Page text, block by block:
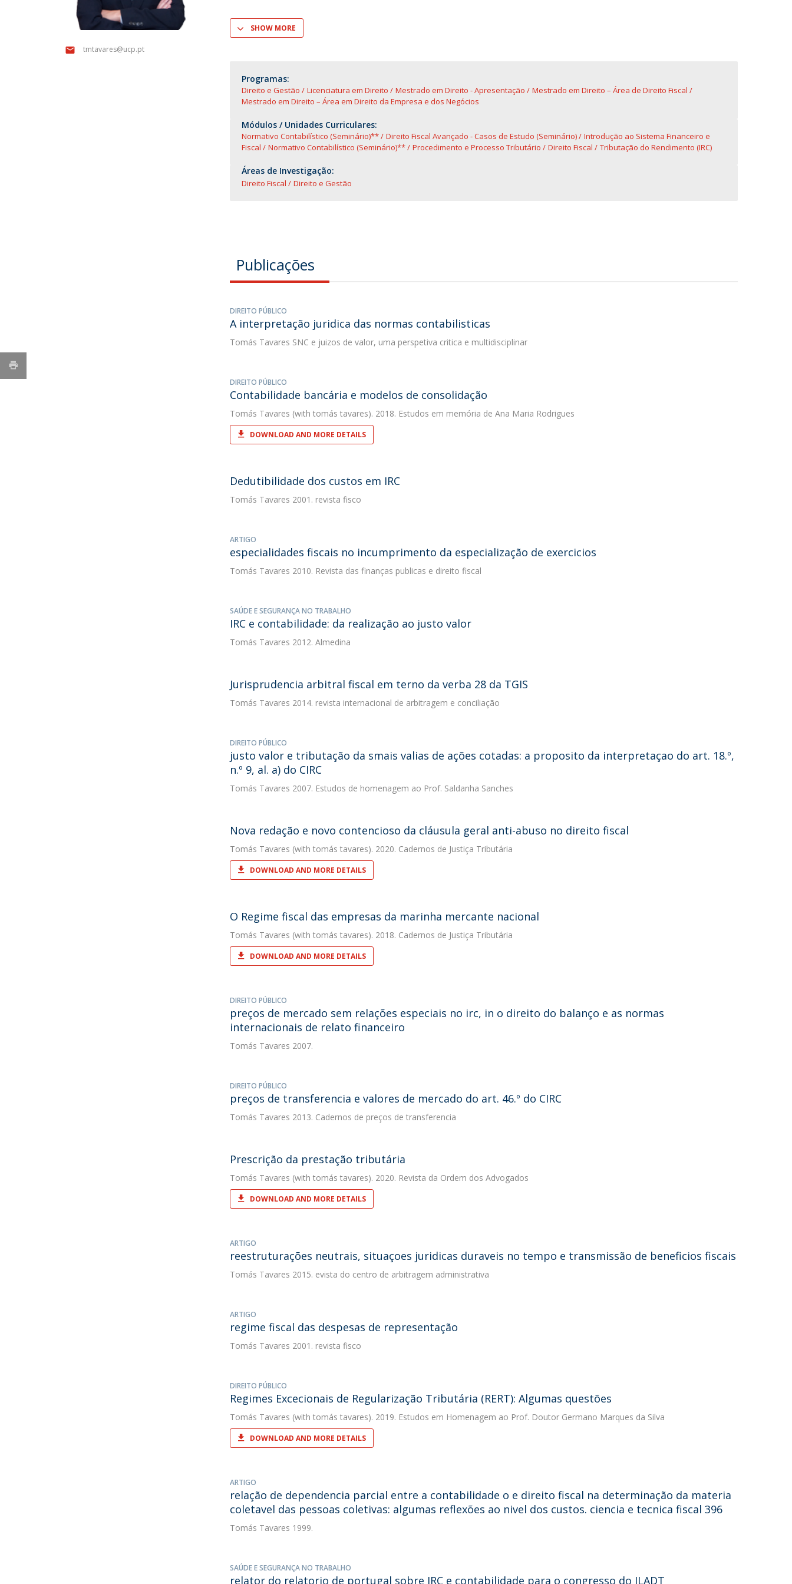
tmtavares@ucp.pt
SHOW MORE
Programas:
Direito e Gestão Licenciatura em Direito Mestrado em Direito - Apresentação
Mestrado em Direito – Área de Direito Fiscal
Mestrado em Direito – Área em Direito da Empresa e dos Negócios
Módulos / Unidades Curriculares:
Normativo Contabilístico (Seminário)** Direito Fiscal Avançado - Casos de Estudo (Seminário)
Introdução ao Sistema Financeiro e
Fiscal
Normativo Contabilístico (Seminário)** Procedimento e Processo Tributário Direito Fiscal Tributação do Rendimento (IRC)
Áreas de Investigação:
Direito Fiscal Direito e Gestão
Publicações
DIREITO PÚBLICO
A interpretação juridica das normas contabilisticas
Tomás Tavares SNC e juizos de valor, uma perspetiva critica e multidisciplinar
DIREITO PÚBLICO
Contabilidade bancária e modelos de consolidação
Tomás Tavares (with tomás tavares). 2018. Estudos em memória de Ana Maria Rodrigues
DOWNLOAD AND MORE DETAILS
Dedutibilidade dos custos em IRC
Tomás Tavares 2001. revista fisco
ARTIGO
especialidades fiscais no incumprimento da especialização de exercicios
Tomás Tavares 2010. Revista das finanças publicas e direito fiscal
SAÚDE E SEGURANÇA NO TRABALHO
IRC e contabilidade: da realização ao justo valor
Tomás Tavares 2012. Almedina
Jurisprudencia arbitral fiscal em terno da verba 28 da TGIS
Tomás Tavares 2014. revista internacional de arbitragem e conciliação
DIREITO PÚBLICO
justo valor e tributação da smais valias de ações cotadas: a proposito da interpretaçao do art. 18.º,
n.º 9, al. a) do CIRC
Tomás Tavares 2007. Estudos de homenagem ao Prof. Saldanha Sanches
Nova redação e novo contencioso da cláusula geral anti-abuso no direito fiscal
Tomás Tavares (with tomás tavares). 2020. Cadernos de Justiça Tributária
DOWNLOAD AND MORE DETAILS
O Regime fiscal das empresas da marinha mercante nacional
Tomás Tavares (with tomás tavares). 2018. Cadernos de Justiça Tributária
DOWNLOAD AND MORE DETAILS
DIREITO PÚBLICO
preços de mercado sem relações especiais no irc, in o direito do balanço e as normas
internacionais de relato financeiro
Tomás Tavares 2007.
DIREITO PÚBLICO
preços de transferencia e valores de mercado do art. 46.º do CIRC
Tomás Tavares 2013. Cadernos de preços de transferencia
Prescrição da prestação tributária
Tomás Tavares (with tomás tavares). 2020. Revista da Ordem dos Advogados
DOWNLOAD AND MORE DETAILS
ARTIGO
reestruturações neutrais, situaçoes juridicas duraveis no tempo e transmissão de beneficios fiscais
Tomás Tavares 2015. evista do centro de arbitragem administrativa
ARTIGO
regime fiscal das despesas de representação
Tomás Tavares 2001. revista fisco
DIREITO PÚBLICO
Regimes Excecionais de Regularização Tributária (RERT): Algumas questões
Tomás Tavares (with tomás tavares). 2019. Estudos em Homenagem ao Prof. Doutor Germano Marques da Silva
DOWNLOAD AND MORE DETAILS
ARTIGO
relação de dependencia parcial entre a contabilidade o e direito fiscal na determinação da materia
coletavel das pessoas coletivas: algumas reflexões ao nivel dos custos. ciencia e tecnica fiscal 396
Tomás Tavares 1999.
SAÚDE E SEGURANÇA NO TRABALHO
relator do relatorio de portugal sobre IRC e contabilidade para o congresso do ILADT